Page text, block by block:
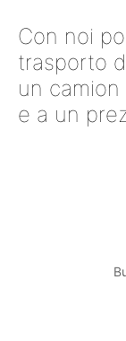
Con noi
trasporto
un
e a un